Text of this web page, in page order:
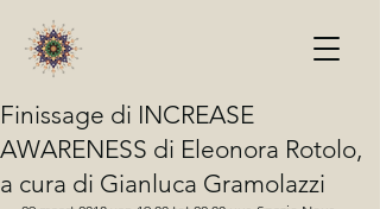
Finissage di INCREASE
AWARENESS di Eleonora Rotolo,
a cura di Gianluca Gramolazzi